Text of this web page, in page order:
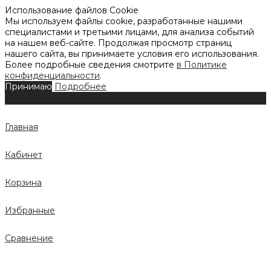
Использование файлов Cookie
Мы используем файлы cookie, разработанные нашими
специалистами и третьими лицами, для анализа событий
на нашем веб-сайте. Продолжая просмотр страниц
нашего сайта, вы принимаете условия его использования.
Более подробные сведения смотрите в Политике
конфиденциальности.
Принимаю Подробнее
Главная
Кабинет
Корзина
Избранные
Сравнение